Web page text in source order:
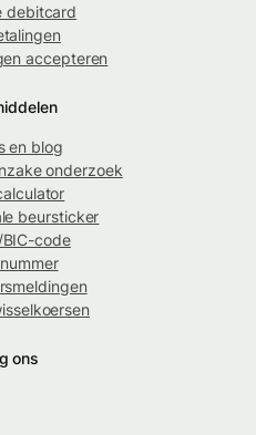
debitcard
accepteren
en blog
onderzoek
beursticker
BIC-code
ons